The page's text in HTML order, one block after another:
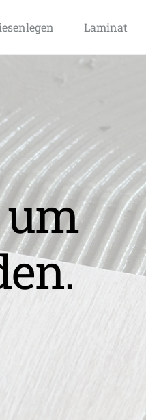
Laminat